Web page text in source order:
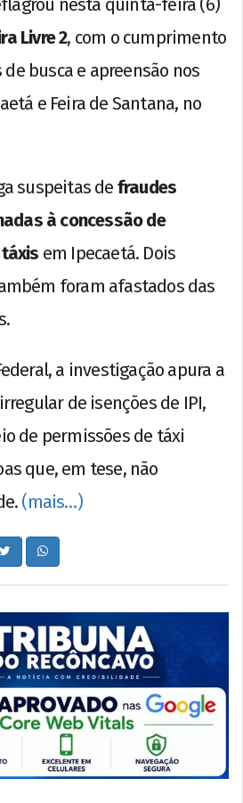
nesta quinta-feira (6)
Livre 2, com o cumprimento
busca e apreensão nos
e Feira de Santana, no
suspeitas de fraudes
à concessão de
em Ipecaetá. Dois
foram afastados das
a investigação apura a
de isenções de IPI,
de permissões de táxi
que, em tese, não
(mais…)